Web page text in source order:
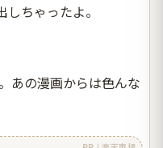
ちゃったよ。
あの漫画からは色んな